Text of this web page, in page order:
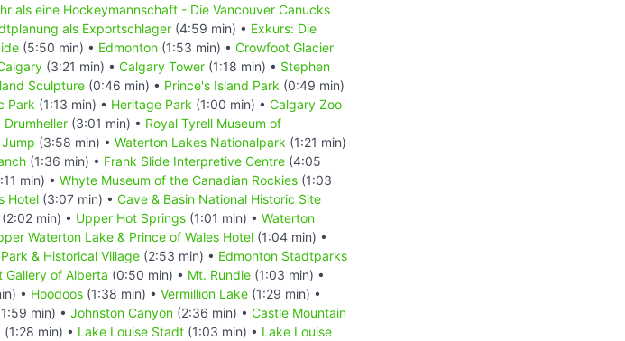
als eine Hockeymannschaft - Die Vancouver Canucks
als Exportschlager (4:59 min) • Exkurs: Die
(5:50 min) • Edmonton (1:53 min) • Crowfoot Glacier
(3:21 min) • Calgary Tower (1:18 min) • Stephen
Sculpture (0:46 min) • Prince's Island Park (0:49 min)
Park (1:13 min) • Heritage Park (1:00 min) • Calgary Zoo
Drumheller (3:01 min) • Royal Tyrell Museum of
(3:58 min) • Waterton Lakes Nationalpark (1:21 min)
(1:36 min) • Frank Slide Interpretive Centre (4:05
min) • Whyte Museum of the Canadian Rockies (1:03
Hotel (3:07 min) • Cave & Basin National Historic Site
(2:02 min) • Upper Hot Springs (1:01 min) • Waterton
Waterton Lake & Prince of Wales Hotel (1:04 min) •
& Historical Village (2:53 min) • Edmonton Stadtparks
Gallery of Alberta (0:50 min) • Mt. Rundle (1:03 min) •
• Hoodoos (1:38 min) • Vermillion Lake (1:29 min) •
min) • Johnston Canyon (2:36 min) • Castle Mountain
(1:28 min) • Lake Louise Stadt (1:03 min) • Lake Louise